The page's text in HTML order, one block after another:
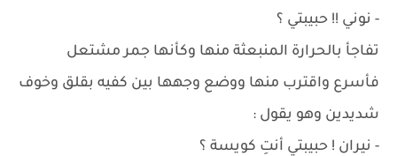
- نوني !! حبيبتي ؟
تفاجأ بالحرارة المنبعثة منها وكأنها جمر مشتعل
فأسرع واقترب منها ووضع وجهها بين كفيه بقلق وخوف
شديدين وهو يقول :
- نيران ! حبيبتي أنتِ كويسة ؟